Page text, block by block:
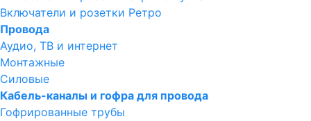
Включатели и розетки Ретро
Провода
Аудио, ТВ и интернет
Монтажные
Силовые
Кабель-каналы и гофра для провода
Гофрированные трубы